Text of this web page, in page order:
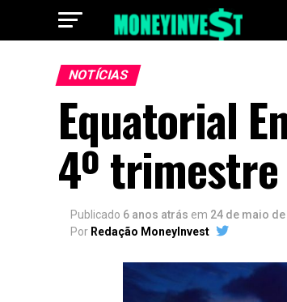
NOTÍCIAS
Equatorial
4º trimestre
Publicado 6 anos atrás em 24 de maio
Por Redação MoneyInvest